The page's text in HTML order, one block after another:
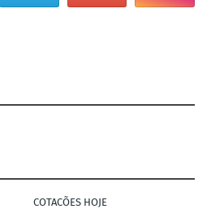
COTACÕES HOJE